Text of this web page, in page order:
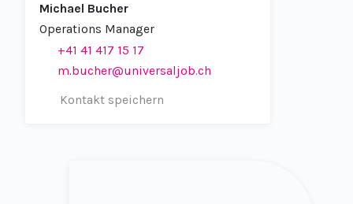
Michael Bucher
Operations Manager
+41 41 417 15 17
m.bucher@universaljob.ch
Kontakt speichern